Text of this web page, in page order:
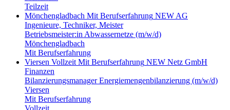
Teilzeit
Mönchengladbach Mit Berufserfahrung NEW AG
Ingenieure, Techniker, Meister
Betriebsmeister:in Abwassernetze (m/w/d)
Mönchengladbach
Mit Berufserfahrung
Viersen Vollzeit Mit Berufserfahrung NEW Netz GmbH
Finanzen
Bilanzierungsmanager Energiemengenbilanzierung (m/w/d)
Viersen
Mit Berufserfahrung
Vollzeit